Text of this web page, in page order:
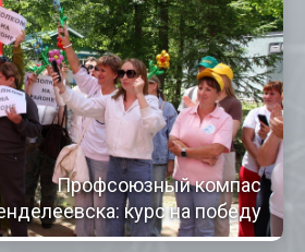
Профсоюзный компас
курс на победу